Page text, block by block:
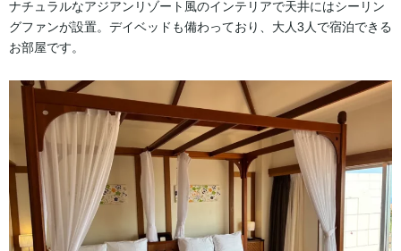
ナチュラルなアジアンリゾート風のインテリアで天井にはシーリン
グファンが設置。デイベッドも備わっており、大人3人で宿泊できる
お部屋です。